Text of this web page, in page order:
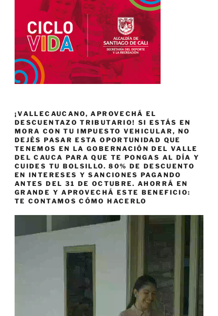
¡VALLECAUCANO, APROVECHÁ EL
DESCUENTAZO TRIBUTARIO! SI ESTÁS EN
MORA CON TU IMPUESTO VEHICULAR, NO
DEJÉS PASAR ESTA OPORTUNIDAD QUE
TENEMOS EN LA GOBERNACIÓN DEL VALLE
DEL CAUCA PARA QUE TE PONGAS AL DÍA Y
CUIDES TU BOLSILLO. 80% DE DESCUENTO
EN INTERESES Y SANCIONES PAGANDO
ANTES DEL 31 DE OCTUBRE. AHORRÁ EN
GRANDE Y APROVECHÁ ESTE BENEFICIO:
TE CONTAMOS CÓMO HACERLO